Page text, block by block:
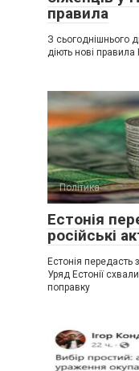
правила
З сьогоднішнього
діють нові правила
Політика
Естонія
російські
Естонія передасть
Уряд Естонії
поправку